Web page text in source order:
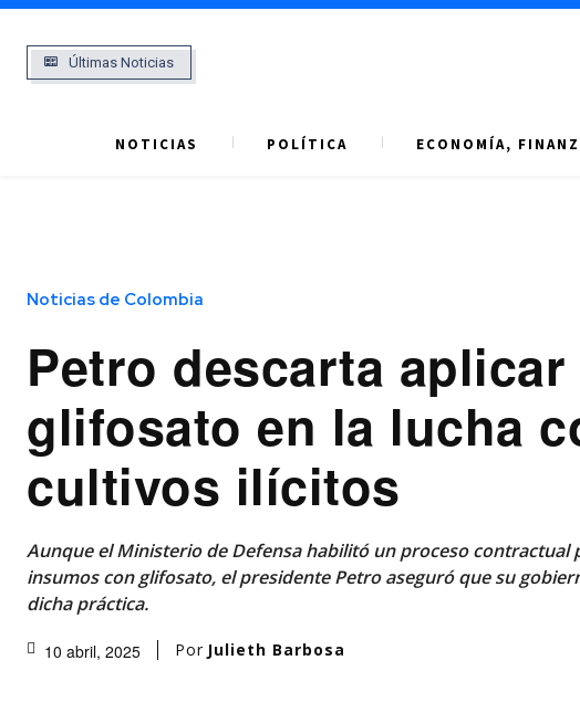
Últimas Noticias
NOTICIAS POLÍTICA ECONOMÍA,
Noticias de Colombia
Petro descarta aplicar
glifosato en la lucha
cultivos ilícitos
Aunque el Ministerio de Defensa habilitó un proceso contractual
insumos con glifosato, el presidente Petro aseguró que su
dicha práctica.
10 abril, 2025 Por Julieth Barbosa